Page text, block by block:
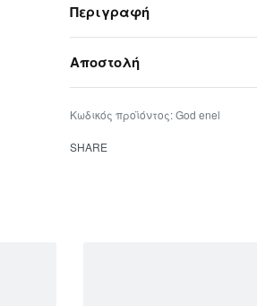
Περιγραφή
Αποστολή
God enel
SHARE